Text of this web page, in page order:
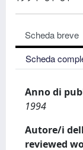
Scheda breve
Scheda
Anno di
1994
Autore/i
reviewed